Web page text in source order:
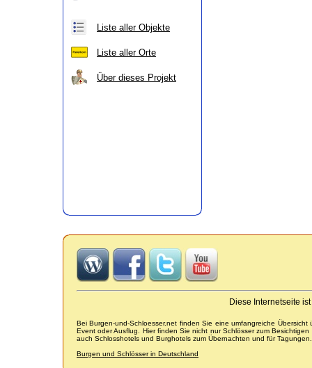
Liste aller Objekte
Liste aller Orte
Über dieses Projekt
Diese Internetseite
Bei Burgen-und-Schloesser.net finden Sie eine umfangreiche
Event oder Ausflug. Hier finden Sie nicht nur Schlösser zum
auch Schlosshotels und Burghotels zum Übernachten und für Tagungen.
Burgen und Schlösser in Deutschland